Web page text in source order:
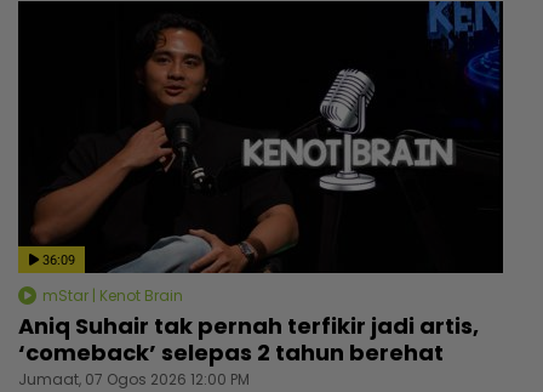
36:09
mStar | Kenot Brain
Aniq Suhair tak pernah terfikir jadi artis,
‘comeback’ selepas 2 tahun berehat
Jumaat, 07 Ogos 2026 12:00 PM